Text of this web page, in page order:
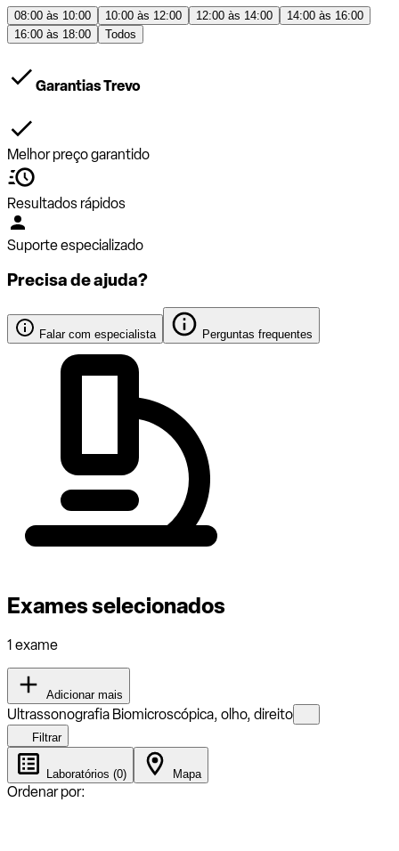
08:00 às 10:00 10:00 às 12:00 12:00 às 14:00
14:00 às 16:00
16:00 às 18:00
Todos
Garantias Trevo
Melhor preço garantido
Resultados rápidos
Suporte especializado
Precisa de ajuda?
Falar com especialista Perguntas frequentes
Exames selecionados
1 exame
Adicionar mais
Ultrassonografia Biomicroscópica, olho, direito
Filtrar
Laboratórios (0) Mapa
Ordenar por: